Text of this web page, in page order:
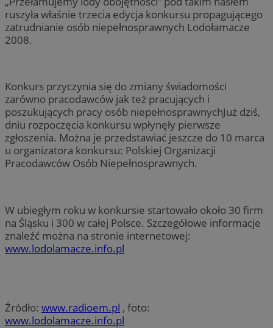
ruszyła właśnie trzecia edycja konkursu propagującego
zatrudnianie osób niepełnosprawnych Lodołamacze
2008.
Konkurs przyczynia się do zmiany świadomości
zarówno pracodawców jak też pracujących i
poszukujących pracy osób niepełnosprawnychJuż dziś,
dniu rozpoczęcia konkursu wpłynęły pierwsze
zgłoszenia. Można je przedstawiać jeszcze do 10 marca
u organizatora konkursu: Polskiej Organizacji
Pracodawców Osób Niepełnosprawnych.
W ubiegłym roku w konkursie startowało około 30 firm
na Śląsku i 300 w całej Polsce. Szczegółowe informacje
znaleźć można na stronie internetowej:
www.lodolamacze.info.pl
Źródło: www.radioem.pl , foto:
www.lodolamacze.info.pl